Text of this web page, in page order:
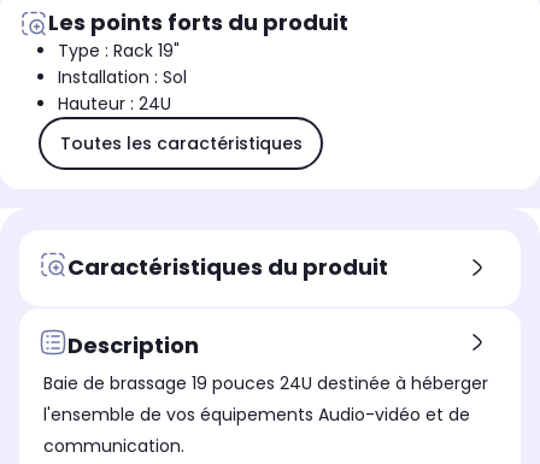
Les points forts du produit
Type : Rack 19"
Installation : Sol
Hauteur : 24U
Toutes les caractéristiques
Caractéristiques du produit
Description
Baie de brassage 19 pouces 24U destinée à héberger
l'ensemble de vos équipements Audio-vidéo et de
communication.